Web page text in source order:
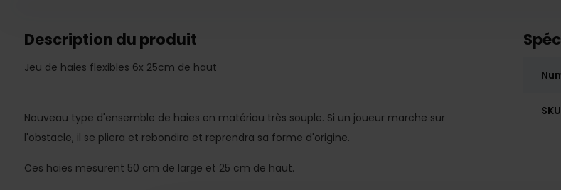
Description du produit
Jeu de haies flexibles 6x 25cm de haut
Nouveau type d'ensemble de haies en matériau très souple. Si un joueur marche sur
l'obstacle, il se pliera et rebondira et reprendra sa forme d'origine.
Ces haies mesurent 50 cm de large et 25 cm de haut.
SKU